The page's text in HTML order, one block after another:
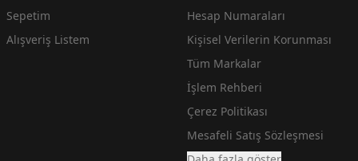
Sepetim
Alışveriş Listem
Hesap Numaraları
Kişisel Verilerin Korunması
Tüm Markalar
İşlem Rehberi
Çerez Politikası
Mesafeli Satış Sözleşmesi